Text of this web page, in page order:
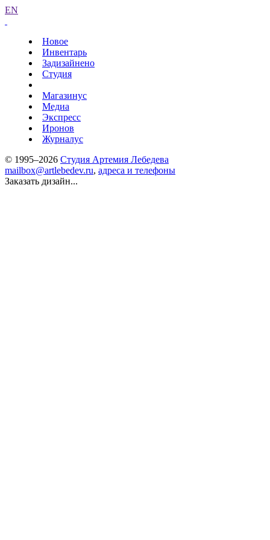
EN
Новое
Инвентарь
Задизайнено
Студия
Магазинус
Медиа
Экспресс
Иронов
Журналус
© 1995–2026 Студия Артемия Лебедева
mailbox@artlebedev.ru, адреса и телефоны
Заказать дизайн...